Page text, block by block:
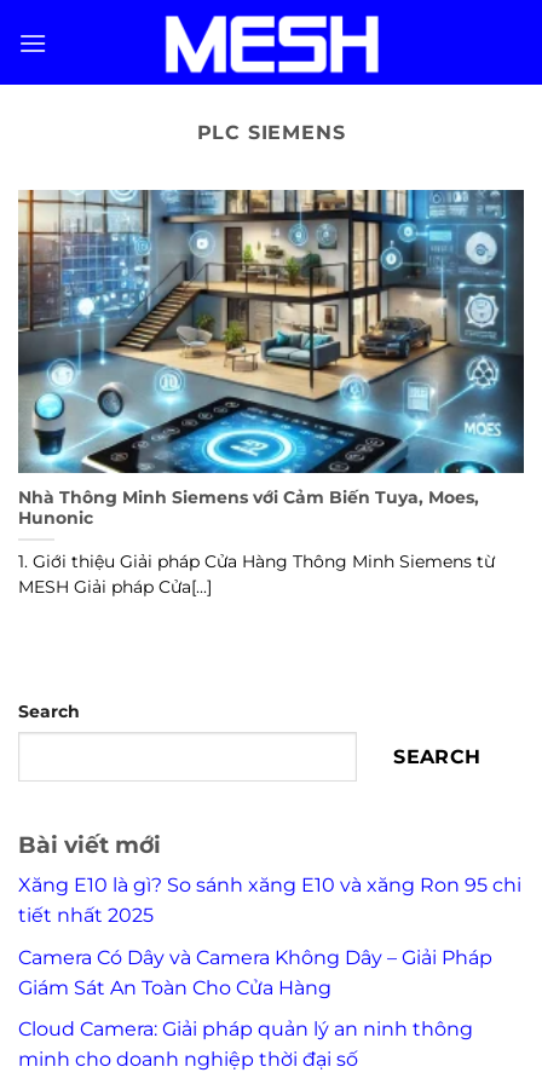
PLC SIEMENS
Nhà Thông Minh Siemens với Cảm Biến Tuya, Moes,
Hunonic
1. Giới thiệu Giải pháp Cửa Hàng Thông Minh Siemens từ
MESH Giải pháp Cửa[...]
Search
SEARCH
Bài viết mới
Xăng E10 là gì? So sánh xăng E10 và xăng Ron 95 chi
tiết nhất 2025
Camera Có Dây và Camera Không Dây – Giải Pháp
Giám Sát An Toàn Cho Cửa Hàng
Cloud Camera: Giải pháp quản lý an ninh thông
minh cho doanh nghiệp thời đại số